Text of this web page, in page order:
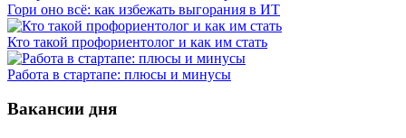
Гори оно всё: как избежать выгорания в ИТ
Кто такой профориентолог и как им стать
Работа в стартапе: плюсы и минусы
Вакансии дня